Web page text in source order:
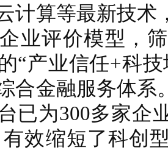
计算等最新技
业评价模型，
“产业信任+科
合金融服务体系
已为300多家企
有效缩短了科创